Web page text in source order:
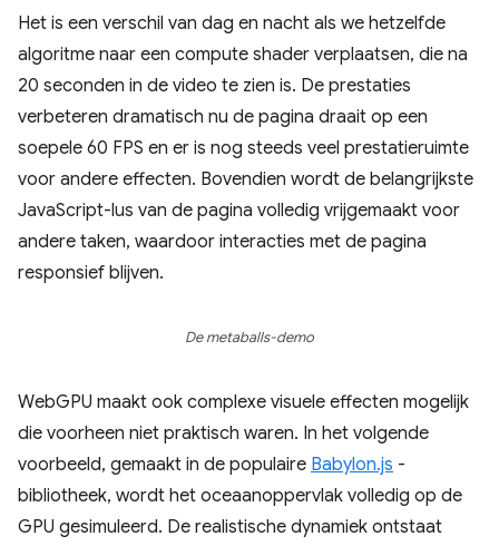
Het is een verschil van dag en nacht als we hetzelfde
algoritme naar een compute shader verplaatsen, die na
20 seconden in de video te zien is. De prestaties
verbeteren dramatisch nu de pagina draait op een
soepele 60 FPS en er is nog steeds veel prestatieruimte
voor andere effecten. Bovendien wordt de belangrijkste
JavaScript-lus van de pagina volledig vrijgemaakt voor
andere taken, waardoor interacties met de pagina
responsief blijven.
De metaballs-demo
WebGPU maakt ook complexe visuele effecten mogelijk
die voorheen niet praktisch waren. In het volgende
voorbeeld, gemaakt in de populaire Babylon.js -
bibliotheek, wordt het oceaanoppervlak volledig op de
GPU gesimuleerd. De realistische dynamiek ontstaat